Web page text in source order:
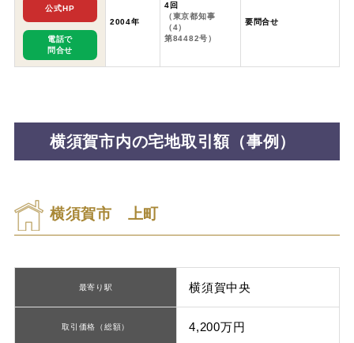
公式HP
電話で
問合せ
2004年
4回
（東京都知事
（4）
第84482号）
要問合せ
横須賀市内の宅地取引額（事例）
横須賀市 上町
最寄り駅 横須賀中央
取引価格（総額） 4,200万円